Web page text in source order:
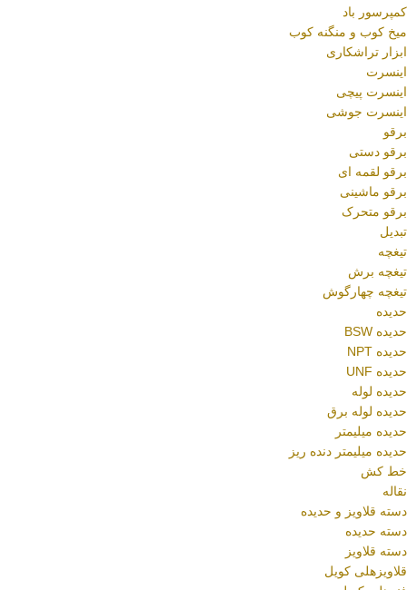
کمپرسور باد
میخ کوب و منگنه کوب
ابزار تراشکاری
اینسرت
اینسرت پیچی
اینسرت جوشی
برقو
برقو دستی
برقو لقمه ای
برقو ماشینی
برقو متحرک
تبدیل
تیغچه
تیغچه برش
تیغچه چهارگوش
حدیده
حدیده BSW
حدیده NPT
حدیده UNF
حدیده لوله
حدیده لوله برق
حدیده میلیمتر
حدیده میلیمتر دنده ریز
خط کش
نقاله
دسته قلاویز و حدیده
دسته حدیده
دسته قلاویز
قلاویزهلی کویل